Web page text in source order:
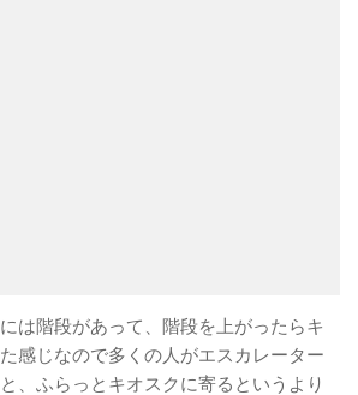
は階段があって、階段を上がったらキ
感じなので多くの人がエスカレーター
、ふらっとキオスクに寄るというより